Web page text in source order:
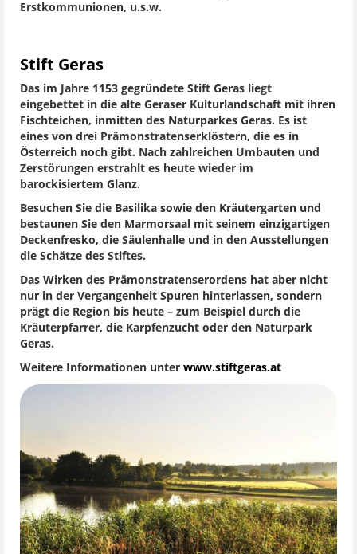
Erstkommunionen, u.s.w.
Stift Geras
Das im Jahre 1153 gegründete Stift Geras liegt
eingebettet in die alte Geraser Kulturlandschaft mit ihren
Fischteichen, inmitten des Naturparkes Geras. Es ist
eines von drei Prämonstratenserklöstern, die es in
Österreich noch gibt. Nach zahlreichen Umbauten und
Zerstörungen erstrahlt es heute wieder im
barockisiertem Glanz.
Besuchen Sie die Basilika sowie den Kräutergarten und
bestaunen Sie den Marmorsaal mit seinem einzigartigen
Deckenfresko, die Säulenhalle und in den Ausstellungen
die Schätze des Stiftes.
Das Wirken des Prämonstratenserordens hat aber nicht
nur in der Vergangenheit Spuren hinterlassen, sondern
prägt die Region bis heute – zum Beispiel durch die
Kräuterpfarrer, die Karpfenzucht oder den Naturpark
Geras.
Weitere Informationen unter www.stiftgeras.at